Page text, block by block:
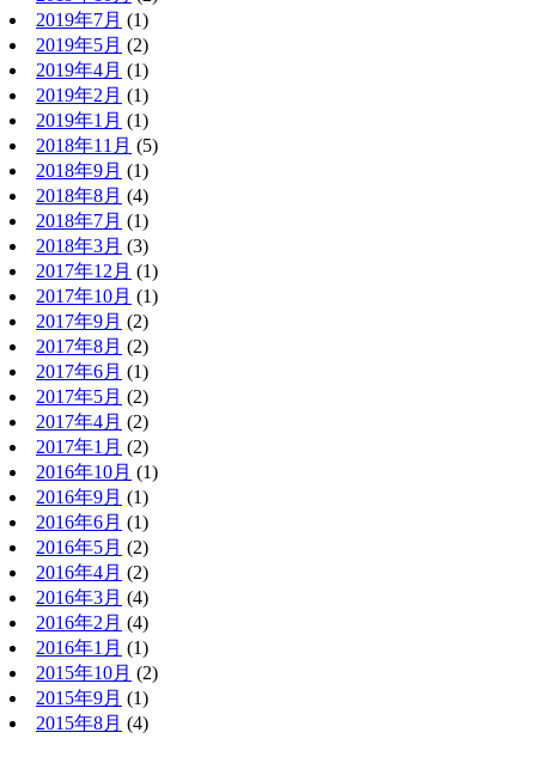
2019年7月 (1)
2019年5月 (2)
2019年4月 (1)
2019年2月 (1)
2019年1月 (1)
2018年11月 (5)
2018年9月 (1)
2018年8月 (4)
2018年7月 (1)
2018年3月 (3)
2017年12月 (1)
2017年10月 (1)
2017年9月 (2)
2017年8月 (2)
2017年6月 (1)
2017年5月 (2)
2017年4月 (2)
2017年1月 (2)
2016年10月 (1)
2016年9月 (1)
2016年6月 (1)
2016年5月 (2)
2016年4月 (2)
2016年3月 (4)
2016年2月 (4)
2016年1月 (1)
2015年10月 (2)
2015年9月 (1)
2015年8月 (4)